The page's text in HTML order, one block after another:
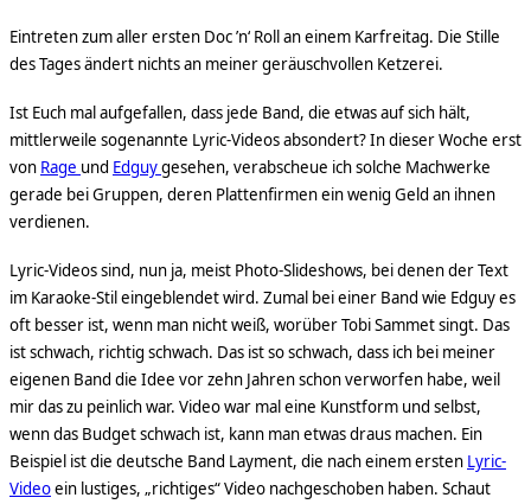
Eintreten zum aller ersten Doc ’n‘ Roll an einem Karfreitag. Die Stille
des Tages ändert nichts an meiner geräuschvollen Ketzerei.
Ist Euch mal aufgefallen, dass jede Band, die etwas auf sich hält,
mittlerweile sogenannte Lyric-Videos absondert? In dieser Woche erst
von Rage und Edguygesehen, verabscheue ichsolche Machwerke
gerade bei Gruppen, deren Plattenfirmen ein wenig Geld an ihnen
verdienen.
Lyric-Videos sind, nun ja, meist Photo-Slideshows, bei denen der Text
im Karaoke-Stil eingeblendet wird. Zumal bei einer Band wie Edguy es
oft besser ist, wenn man nicht weiß, worüber Tobi Sammet singt. Das
ist schwach, richtig schwach. Das ist so schwach, dass ich bei meiner
eigenen Band die Idee vor zehn Jahren schon verworfen habe, weil
mir das zu peinlich war. Video war mal eine Kunstform und selbst,
wenn das Budget schwach ist, kann man etwas draus machen. Ein
Beispiel ist die deutsche Band Layment, die nach einem ersten Lyric-
Videoein lustiges, „richtiges“ Video nachgeschoben haben. Schaut